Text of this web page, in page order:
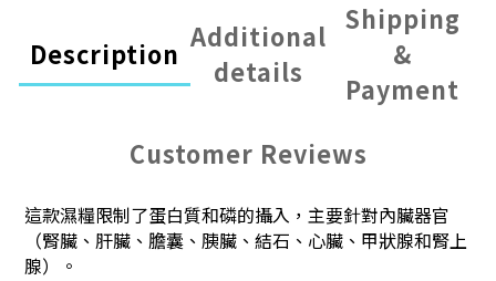
Description
Additional
details
Shipping
&
Payment
Customer Reviews
這款濕糧限制了蛋白質和磷的攝入，主要針對內臟器官
（腎臟、肝臟、膽囊、胰臟、結石、心臟、甲狀腺和腎上
腺）。